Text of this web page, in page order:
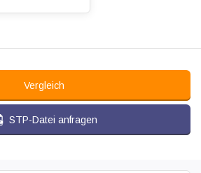
Vergleich
STP-Datei anfragen